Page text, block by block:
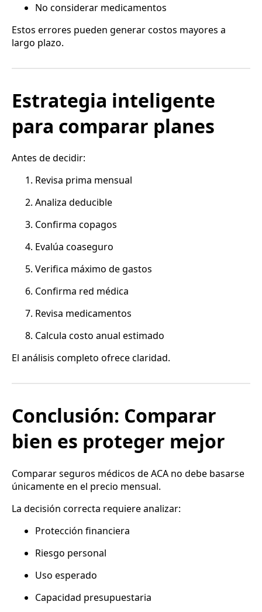
No considerar medicamentos
Estos errores pueden generar costos mayores a
largo plazo.
Estrategia inteligente
para comparar planes
Antes de decidir:
Revisa prima mensual
Analiza deducible
Confirma copagos
Evalúa coaseguro
Verifica máximo de gastos
Confirma red médica
Revisa medicamentos
Calcula costo anual estimado
El análisis completo ofrece claridad.
Conclusión: Comparar
bien es proteger mejor
Comparar seguros médicos de ACA no debe basarse
únicamente en el precio mensual.
La decisión correcta requiere analizar:
Protección financiera
Riesgo personal
Uso esperado
Capacidad presupuestaria